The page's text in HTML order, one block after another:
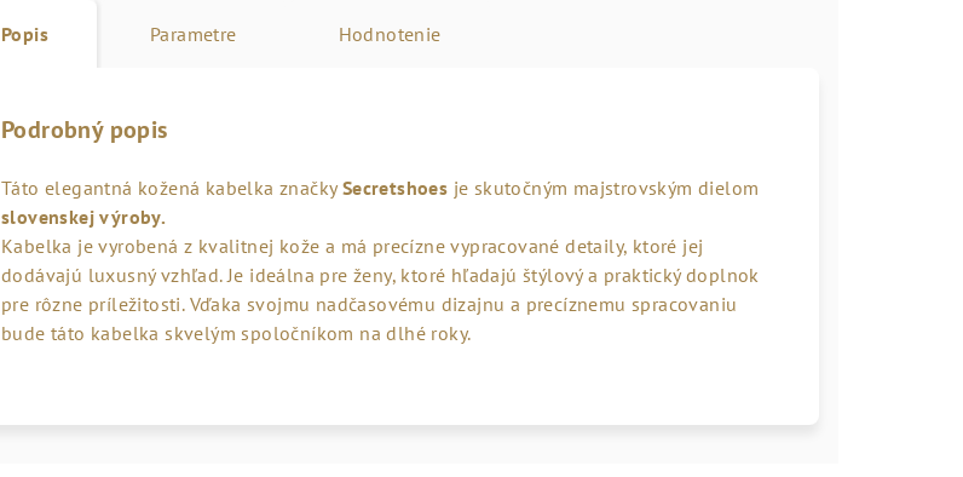
Popis Parametre Hodnotenie
Podrobný popis
Táto elegantná kožená kabelka značkySecretshoes je skutočným majstrovským dielom
slovenskej výroby.
Kabelka je vyrobená z kvalitnej kože a má precízne vypracované detaily, ktoré jej
dodávajú luxusný vzhľad. Je ideálna pre ženy, ktoré hľadajú štýlový a praktický doplnok
pre rôzne príležitosti. Vďaka svojmu nadčasovému dizajnu a precíznemu spracovaniu
bude táto kabelka skvelým spoločníkom na dlhé roky.